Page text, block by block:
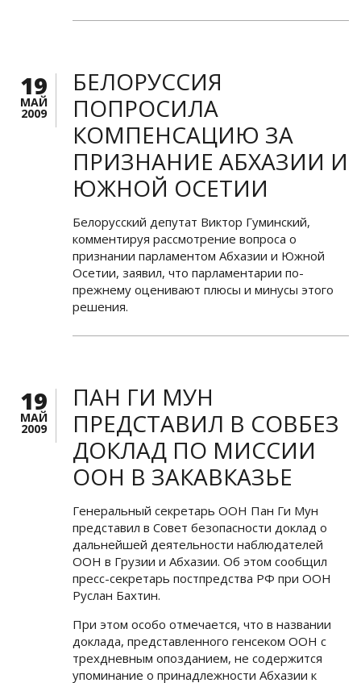
19
МАЙ
2009
БЕЛОРУССИЯ
ПОПРОСИЛА
КОМПЕНСАЦИЮ ЗА
ПРИЗНАНИЕ АБХАЗИИ И
ЮЖНОЙ ОСЕТИИ
Белорусский депутат Виктор Гуминский,
комментируя рассмотрение вопроса о
признании парламентом Абхазии и Южной
Осетии, заявил, что парламентарии по-
прежнему оценивают плюсы и минусы этого
решения.
19
МАЙ
2009
ПАН ГИ МУН
ПРЕДСТАВИЛ В СОВБЕЗ
ДОКЛАД ПО МИССИИ
ООН В ЗАКАВКАЗЬЕ
Генеральный секретарь ООН Пан Ги Мун
представил в Совет безопасности доклад о
дальнейшей деятельности наблюдателей
ООН в Грузии и Абхазии. Об этом сообщил
пресс-секретарь постпредства РФ при ООН
Руслан Бахтин.
При этом особо отмечается, что в названии
доклада, представленного генсеком ООН с
трехдневным опозданием, не содержится
упоминание о принадлежности Абхазии к